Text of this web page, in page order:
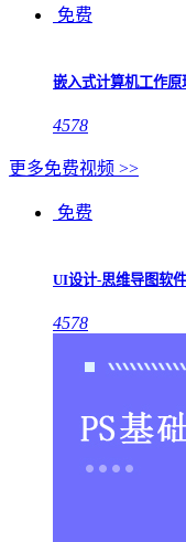
免费
嵌入式计算机工作原
4578
更多免费视频 >>
免费
UI设计-思维导图软件
4578